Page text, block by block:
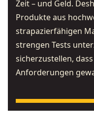
Zeit – und Geld.
Produkte aus
strapazierfähigen
strengen Tests
sicherzustellen,
Anforderungen